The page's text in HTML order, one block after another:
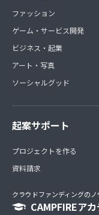
ファッション
ゲーム・サービス開発
ビジネス・起業
アート・写真
ソーシャルグッド
起案サポート
プロジェクトを作る
資料請求
クラウドファンディングの
CAMPFIREア